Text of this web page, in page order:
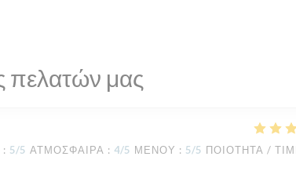
πελατών μας
: 5/5 ΑΤΜΌΣΦΑΙΡΑ : 4/5 ΜΕΝΟΎ : 5/5 ΠΟΙΌΤΗΤΑ /